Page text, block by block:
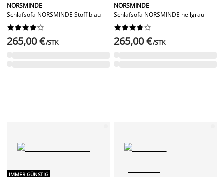
NORSMINDE
Schlafsofa NORSMINDE Stoff blau






265,00 €/STK
NORSMINDE
Schlafsofa NORSMINDE hellgrau






265,00 €/STK
IMMER GÜNSTIG